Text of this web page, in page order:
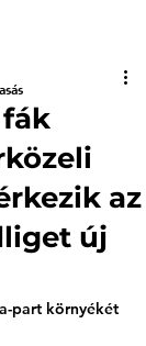
az
új
part környékét